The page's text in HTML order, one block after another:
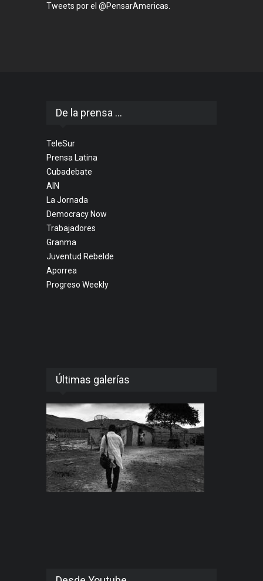
Tweets por el @PensarAmericas.
De la prensa ...
TeleSur
Prensa Latina
Cubadebate
AIN
La Jornada
Democracy Now
Trabajadores
Granma
Juventud Rebelde
Aporrea
Progreso Weekly
Últimas galerías